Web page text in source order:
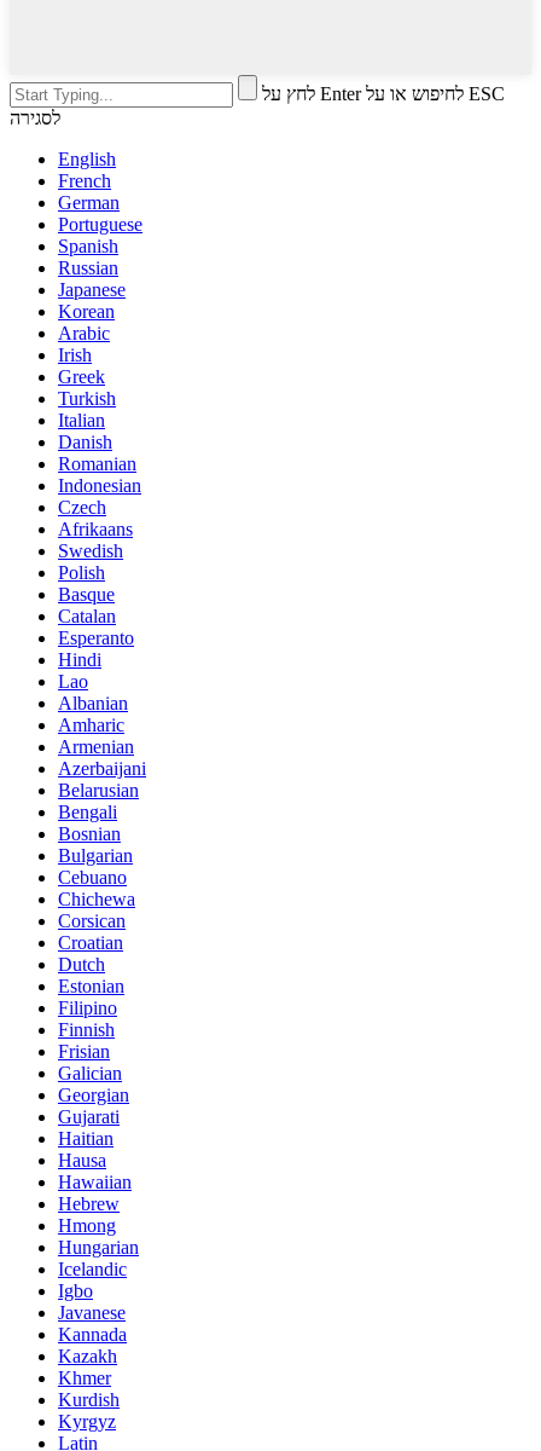
לחץ על Enter לחיפוש או על ESC
לסגירה
English
French
German
Portuguese
Spanish
Russian
Japanese
Korean
Arabic
Irish
Greek
Turkish
Italian
Danish
Romanian
Indonesian
Czech
Afrikaans
Swedish
Polish
Basque
Catalan
Esperanto
Hindi
Lao
Albanian
Amharic
Armenian
Azerbaijani
Belarusian
Bengali
Bosnian
Bulgarian
Cebuano
Chichewa
Corsican
Croatian
Dutch
Estonian
Filipino
Finnish
Frisian
Galician
Georgian
Gujarati
Haitian
Hausa
Hawaiian
Hebrew
Hmong
Hungarian
Icelandic
Igbo
Javanese
Kannada
Kazakh
Khmer
Kurdish
Kyrgyz
Latin